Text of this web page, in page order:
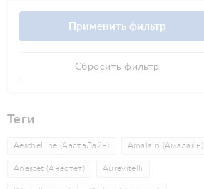
Сбросить фильтр
Теги
AestheLine (АэстэЛайн) Amalain (Амалайн)
Anestet (Анестет) Aurevitelli